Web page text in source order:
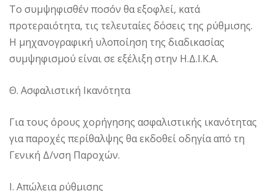
Το συμψηφισθέν ποσόν θα εξοφλεί, κατά
προτεραιότητα, τις τελευταίες δόσεις της ρύθμισης.
Η μηχανογραφική υλοποίηση της διαδικασίας
συμψηφισμού είναι σε εξέλιξη στην Η.Δ.Ι.Κ.Α.
Θ. Ασφαλιστική Ικανότητα
Για τους όρους χορήγησης ασφαλιστικής ικανότητας
για παροχές περίθαλψης θα εκδοθεί οδηγία από τη
Γενική Δ/νση Παροχών.
Ι. Απώλεια ρύθμισης